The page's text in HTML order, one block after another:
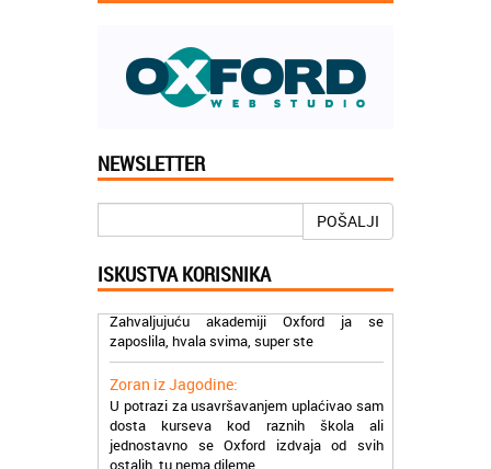
NEWSLETTER
POŠALJI
ISKUSTVA KORISNIKA
Jelena iz Niša:
Mogu da pohvalim sve zaposlene u
profesionalni i prenose znanje na odličan
način
Milica iz Beograda:
zaposlila, hvala svima, super ste
Zoran iz Jagodine:
U potrazi za usavršavanjem uplaćivao sam
dosta kurseva kod raznih škola ali
jednostavno se Oxford izdvaja od svih
ostalih, tu nema dileme